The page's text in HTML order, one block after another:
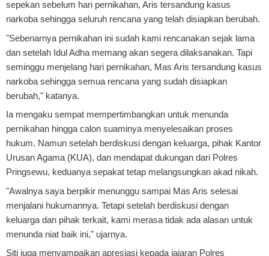
sepekan sebelum hari pernikahan, Aris tersandung kasus
narkoba sehingga seluruh rencana yang telah disiapkan berubah.
"Sebenarnya pernikahan ini sudah kami rencanakan sejak lama
dan setelah Idul Adha memang akan segera dilaksanakan. Tapi
seminggu menjelang hari pernikahan, Mas Aris tersandung kasus
narkoba sehingga semua rencana yang sudah disiapkan
berubah," katanya.
Ia mengaku sempat mempertimbangkan untuk menunda
pernikahan hingga calon suaminya menyelesaikan proses
hukum. Namun setelah berdiskusi dengan keluarga, pihak Kantor
Urusan Agama (KUA), dan mendapat dukungan dari Polres
Pringsewu, keduanya sepakat tetap melangsungkan akad nikah.
"Awalnya saya berpikir menunggu sampai Mas Aris selesai
menjalani hukumannya. Tetapi setelah berdiskusi dengan
keluarga dan pihak terkait, kami merasa tidak ada alasan untuk
menunda niat baik ini," ujarnya.
Siti juga menyampaikan apresiasi kepada jajaran Polres